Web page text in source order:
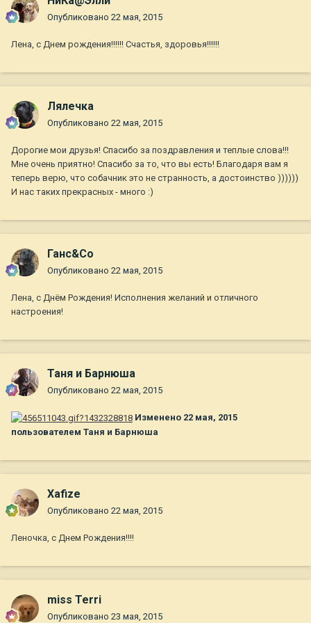
Опубликовано 22 мая, 2015
Лена, с Днем рождения!!!!!! Счастья, здоровья!!!!!!
Лялечка
Опубликовано 22 мая, 2015
Дорогие мои друзья! Спасибо за поздравления и теплые слова!!!
Мне очень приятно! Спасибо за то, что вы есть! Благодаря вам я
теперь верю, что собачник это не странность, а достоинство ))))))
И нас таких прекрасных - много :)
Ганс&Co
Опубликовано 22 мая, 2015
Лена, с Днём Рождения! Исполнения желаний и отличного
настроения!
Таня и Барнюша
Опубликовано 22 мая, 2015
Изменено 22 мая, 2015
пользователем Таня и Барнюша
Xafize
Опубликовано 22 мая, 2015
Леночка, с Днем Рождения!!!!
miss Terri
Опубликовано 23 мая, 2015